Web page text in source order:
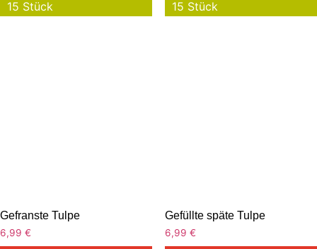
15 Stück
Gefranste Tulpe
6,99 €
15 Stück
Gefüllte späte Tulpe
6,99 €